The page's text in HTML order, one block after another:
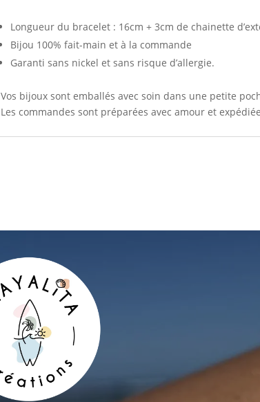
Longueur du bracelet : 16cm + 3cm de chainette
Bijou 100% fait-main et à la commande
Garanti sans nickel et sans risque d’allergie.
Vos bijoux sont emballés avec soin dans une petite
Les commandes sont préparées avec amour et